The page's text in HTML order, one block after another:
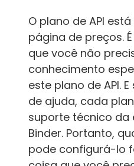
O plano de API
página de preços.
que você não
conhecimento
este plano de API.
de ajuda, cada
suporte técnico da
Binder. Portanto,
pode configurá-lo